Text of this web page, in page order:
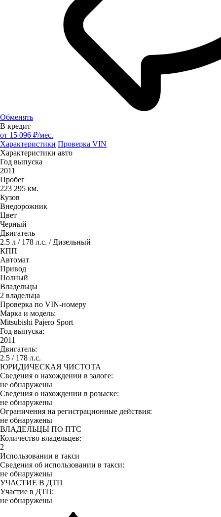
Обменять
В кредит
от 15 096 ₽/мес.
Характеристики Проверка VIN
Характеристики авто
Год выпуска
2011
Пробег
223 295 км.
Кузов
Внедорожник
Цвет
Черный
Двигатель
2.5 л / 178 л.с. / Дизельный
КПП
Автомат
Привод
Полный
Владельцы
2 владельца
Проверка по VIN-номеру
Марка и модель:
Mitsubishi Pajero Sport
Год выпуска:
2011
Двигатель:
2.5 / 178 л.с.
ЮРИДИЧЕСКАЯ ЧИСТОТА
Сведения о нахождении в залоге:
не обнаружены
Сведения о нахождении в розыске:
не обнаружены
Ограничения на регистрационные действия:
не обнаружены
ВЛАДЕЛЬЦЫ ПО ПТС
Количество владельцев:
2
Использовании в такси
Сведения об использовании в такси:
не обнаружены
УЧАСТИЕ В ДТП
Участие в ДТП:
не обнаружены